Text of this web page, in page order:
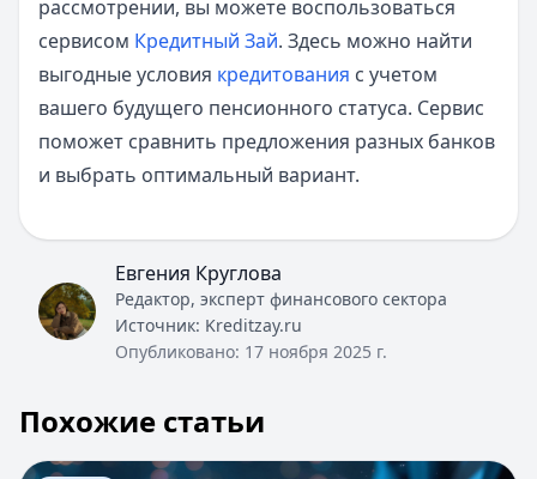
рассмотрении, вы можете воспользоваться
сервисом Кредитный Зай. Здесь можно найти
выгодные условия кредитования с учетом
вашего будущего пенсионного статуса. Сервис
поможет сравнить предложения разных банков
и выбрать оптимальный вариант.
Евгения Круглова
Редактор, эксперт финансового сектора
Источник: Kreditzay.ru
Опубликовано: 17 ноября 2025 г.
Похожие статьи